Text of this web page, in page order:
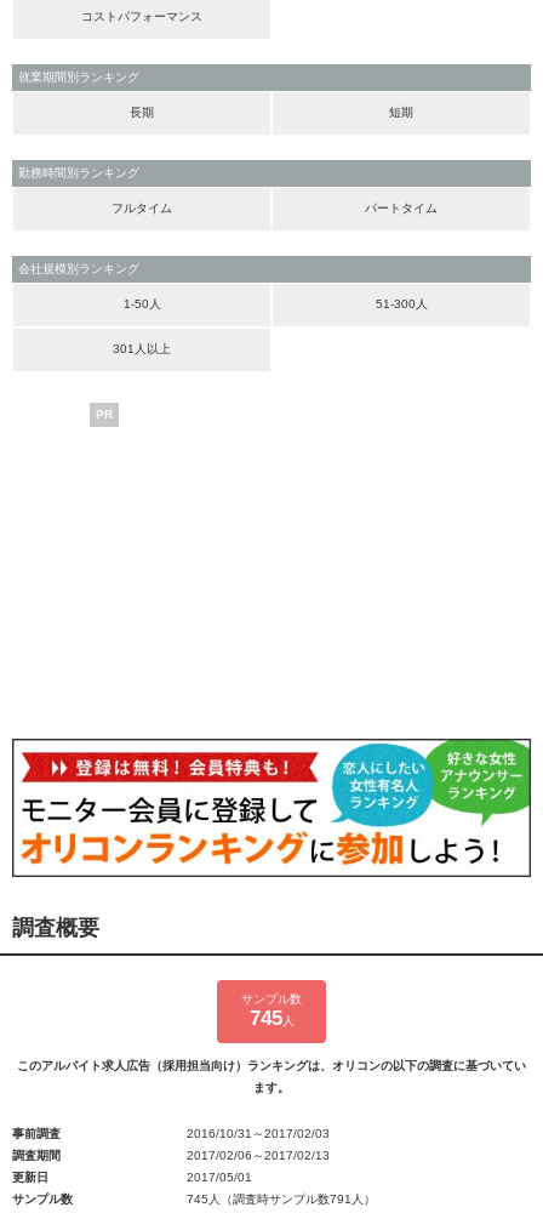
コストパフォーマンス
就業期間別ランキング
長期 短期
勤務時間別ランキング
フルタイム パートタイム
会社規模別ランキング
1-50人 51-300人
301人以上
PR
調査概要
サンプル数
745人
このアルバイト求人広告（採用担当向け）ランキングは、オリコンの以下の調査に基づいてい
ます。
事前調査
2016/10/31～2017/02/03
調査期間
2017/02/06～2017/02/13
更新日
2017/05/01
サンプル数
745人（調査時サンプル数791人）